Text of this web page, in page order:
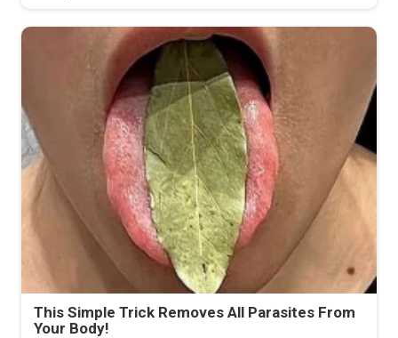
This Simple Trick Removes All Parasites From
Your Body!